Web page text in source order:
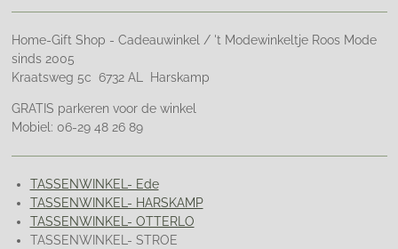
Home-Gift Shop - Cadeauwinkel / 't Modewinkeltje Roos Mode
sinds 2005
Kraatsweg 5c 6732 AL Harskamp
GRATIS parkeren voor de winkel
Mobiel: 06-29 48 26 89
TASSENWINKEL- Ede
TASSENWINKEL- HARSKAMP
TASSENWINKEL- OTTERLO
TASSENWINKEL- STROE